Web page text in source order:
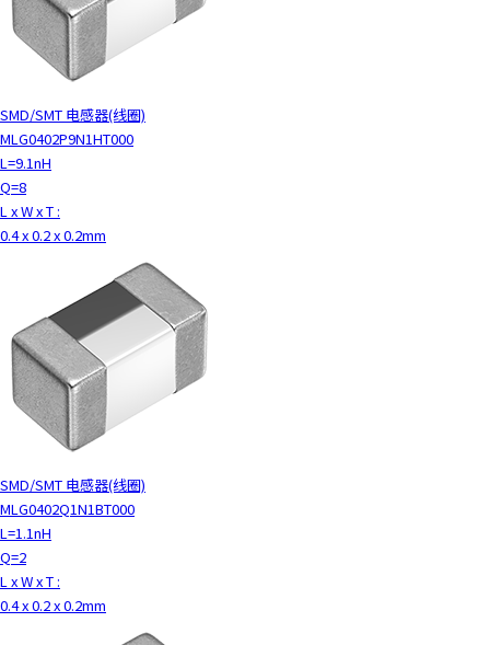
SMD/SMT 电感器(线圈)
MLG0402P9N1HT000
L=9.1nH
Q=8
L x W x T :
0.4 x 0.2 x 0.2mm
SMD/SMT 电感器(线圈)
MLG0402Q1N1BT000
L=1.1nH
Q=2
L x W x T :
0.4 x 0.2 x 0.2mm